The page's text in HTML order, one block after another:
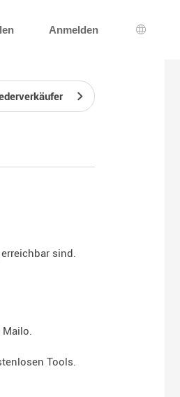
Anmelden
Wahl
sind.
Mailo.
Tools.